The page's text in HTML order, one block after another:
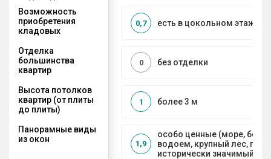
Возможность
приобретения
кладовых
есть в цокольном этаже
0,7
Отделка
большинства
квартир
без отделки
0
Высота потолков
квартир (от плиты
до плиты)
более 3 м
1
Панорамные виды
из окон
особо ценные (море,
водоем, крупный лес,
исторически значимый
1,9